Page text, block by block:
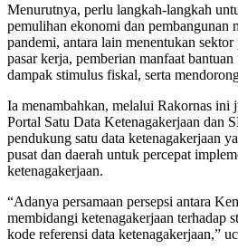
Menurutnya, perlu langkah-langkah
pemulihan ekonomi dan pembangunan
pandemi, antara lain menentukan
pasar kerja, pemberian manfaat
dampak stimulus fiskal, serta
Ia menambahkan, melalui Rakornas ini
Portal Satu Data Ketenagakerjaan dan
pendukung satu data ketenagakerjaan
pusat dan daerah untuk percepat
ketenagakerjaan.
“Adanya persamaan persepsi antara
membidangi ketenagakerjaan terhadap
kode referensi data ketenagakerjaan,”